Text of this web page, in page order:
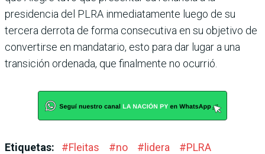
presidencia del PLRA inmediatamente luego de su
tercera derrota de forma consecutiva en su objetivo de
convertirse en manda­tario, esto para dar lugar a una
transición ordenada, que finalmente no ocurrió.
Etiquetas: #Fleitas #no #lidera #PLRA